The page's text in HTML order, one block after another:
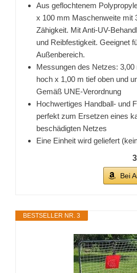
Aus geflochtenem
x 100 mm Maschenweite mit
Zähigkeit. Mit Anti-UV-
und Reibfestigkeit. Geeignet
Außenbereich.
Messungen des Netzes: 3,00
hoch x 1,00 m tief oben und
Gemäß UNE-Verordnung
Hochwertiges Handball- und
perfekt zum Ersetzen eines
beschädigten Netzes
Eine Einheit wird geliefert
Bei
BESTSELLER NR. 3